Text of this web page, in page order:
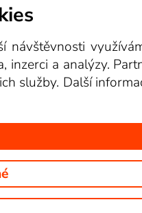
TV stanic, které můžete
návštěvnosti
a analýzy.
služby. Další